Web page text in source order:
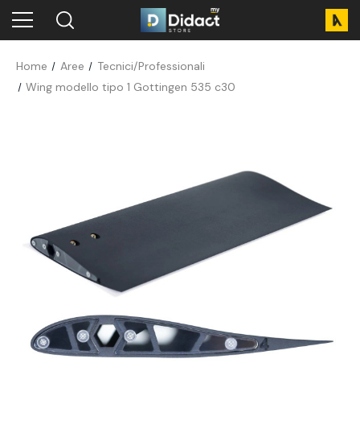
Home Aree
Tecnici/Professionali
Wing modello tipo 1 Gottingen 535 c30